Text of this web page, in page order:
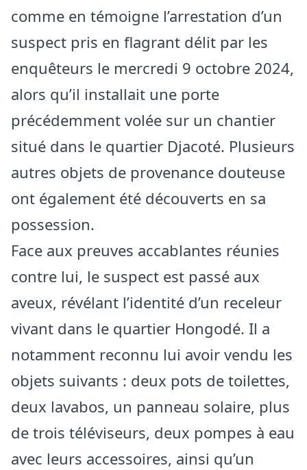
comme en témoigne l’arrestation d’un
suspect pris en flagrant délit par les
enquêteurs le mercredi 9 octobre 2024,
alors qu’il installait une porte
précédemment volée sur un chantier
situé dans le quartier Djacoté. Plusieurs
autres objets de provenance douteuse
ont également été découverts en sa
possession.
Face aux preuves accablantes réunies
contre lui, le suspect est passé aux
aveux, révélant l’identité d’un receleur
vivant dans le quartier Hongodé. Il a
notamment reconnu lui avoir vendu les
objets suivants : deux pots de toilettes,
deux lavabos, un panneau solaire, plus
de trois téléviseurs, deux pompes à eau
avec leurs accessoires, ainsi qu’un